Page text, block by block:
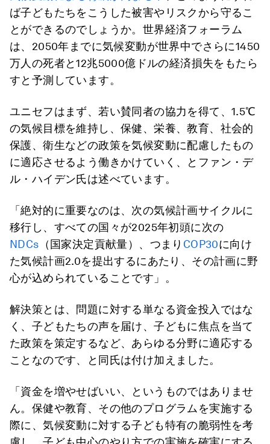
ば子どもたちをこうした被害やリスクから守るこ
とができるのでしょうか。世界経済フォーラム
は、2050年までに気候変動が世界中でさらに1450
万人の死者と12兆5000億ドルの経済損失をもたら
すと予測しています。
ユニセフはまず、若い賛同者の協力を得て、1.5℃
の気候目標を維持し、保健、栄養、教育、社会的
保護、衛生などの政策を気候変動に配慮したもの
に適応させるよう働きかけていく、とファン・デ
ル・ハイデン氏は述べています。
「絶対的に重要なのは、次の気候計画サイクルに
移行し、すべての国々が2025年初頭に次の
NDCs （国家決定貢献量）、つまり COP30に向け
た気候計画2.0を提出するにあたり、その計画に野
心が込められていることです」。
解決策とは、問題に対する単なる資金投入ではな
く、子どもたちの声を届け、子どもに焦点を当て
た政策を策定するなど、あらゆる分野に適応する
ことなのです、と同氏は付け加えました。
「資金を増やせばいい、というものではありませ
ん。保健や教育、その他のプログラムを実施する
際に、気候変動に対する子ども特有の脆弱性を考